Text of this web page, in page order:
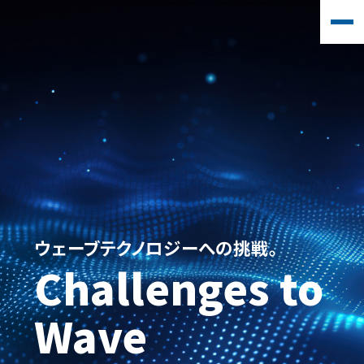
ウェーブテクノロジーへの挑戦。
Challenges to
Wave